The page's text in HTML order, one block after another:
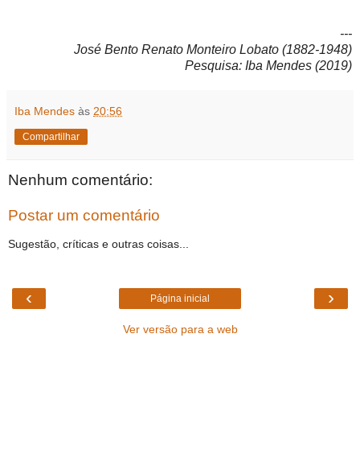
---
José Bento Renato Monteiro Lobato (1882-1948)
Pesquisa: Iba Mendes (2019)
Iba Mendes às 20:56
Compartilhar
Nenhum comentário:
Postar um comentário
Sugestão, críticas e outras coisas...
‹ ›
Página inicial
Ver versão para a web